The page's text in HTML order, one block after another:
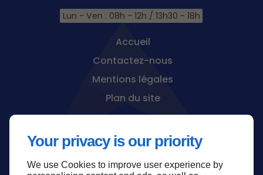
Your privacy is our priority
We use Cookies to improve user experience by
Lun - Ven : 08h - 12h / 13h30 - 18h
Accueil
Contactez-nous
Mentions légales
Plan du site
Haut de page